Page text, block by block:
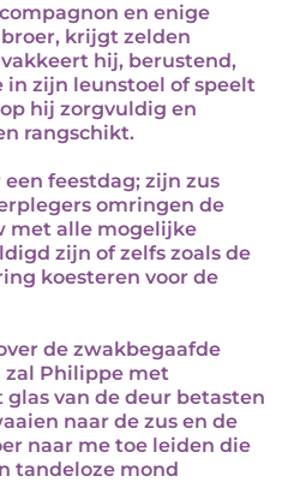
en enige
krijgt zelden
hij, berustend,
in zijn leunstoel of speelt
hij zorgvuldig en
rangschikt.
feestdag; zijn zus
omringen de
met alle mogelijke
zijn of zelfs zoals de
koesteren voor de
de zwakbegaafde
zal Philippe met
van de deur betasten
naar de zus en de
naar me toe leiden die
tandeloze mond